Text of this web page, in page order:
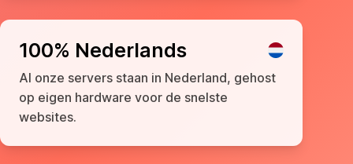
100% Nederlands
Al onze servers staan in Nederland, gehost
op eigen hardware voor de snelste
websites.